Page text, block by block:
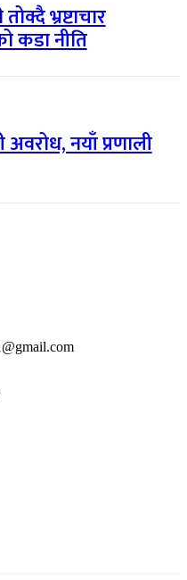
भ्रष्टाचार
कडा नीति
अवरोध, नयाँ प्रणाली